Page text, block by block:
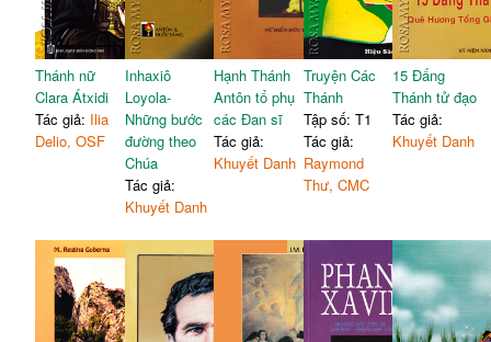
Thánh nữ
Clara Átxidi
Tác giả: Ilia
Delio, OSF
Inhaxiô
Loyola-
Những bước
đường theo
Chúa
Tác giả:
Khuyết Danh
Hạnh Thánh
Antôn tổ phụ
các Đan sĩ
Tác giả:
Khuyết Danh
Truyện Các
Thánh
Tập số: T1
Tác giả:
Raymond
Thư, CMC
15 Đấng
Thánh tử đạo
Tác giả:
Khuyết Danh